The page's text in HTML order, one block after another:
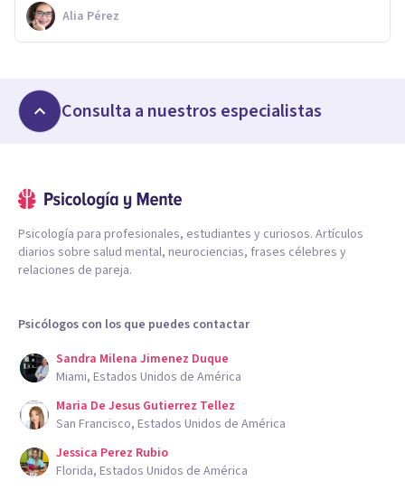
Alia Pérez
Consulta a nuestros especialistas
Psicología para profesionales, estudiantes y curiosos. Artículos
diarios sobre salud mental, neurociencias, frases célebres y
relaciones de pareja.
Psicólogos con los que puedes contactar
Sandra Milena Jimenez Duque
Miami, Estados Unidos de América
Maria De Jesus Gutierrez Tellez
San Francisco, Estados Unidos de América
Jessica Perez Rubio
Florida, Estados Unidos de América